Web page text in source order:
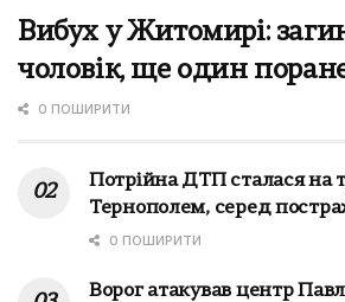
Вибух у Житомирі:
чоловік, ще один
0 ПОШИРИТИ
Потрійна ДТП сталася на
Тернополем, серед
0 ПОШИРИТИ
Ворог атакував центр